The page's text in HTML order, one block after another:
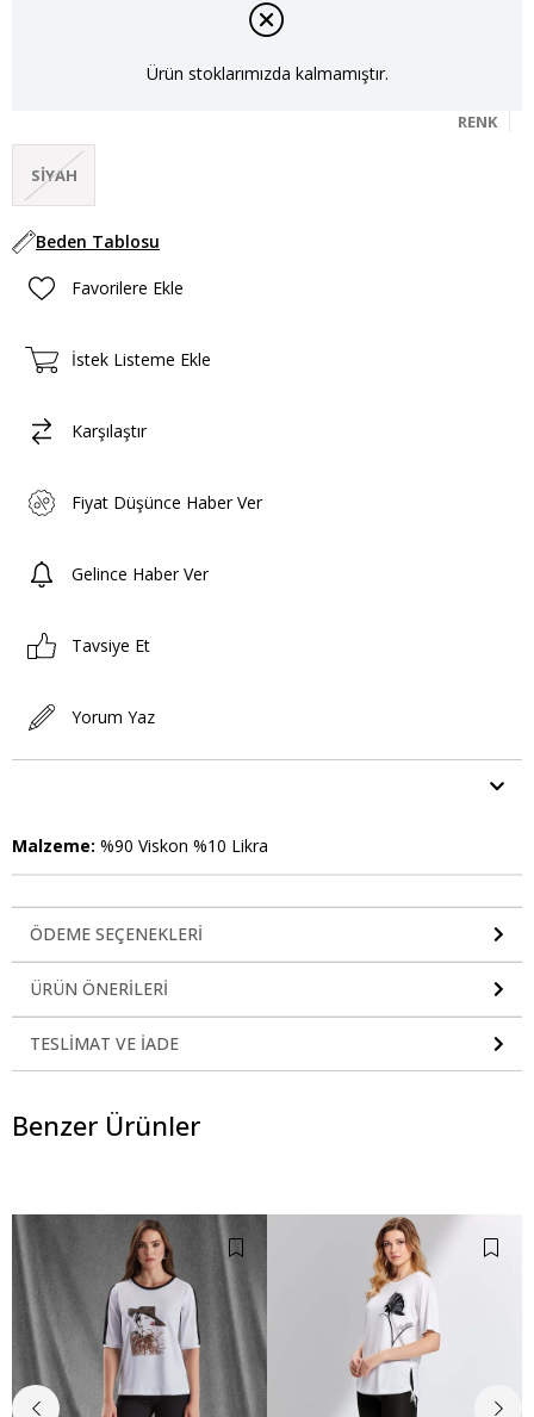
Ürün stoklarımızda kalmamıştır.
RENK
SIYAH
Beden Tablosu
Favorilere Ekle
İstek Listeme Ekle
Karşılaştır
Fiyat Düşünce Haber Ver
Gelince Haber Ver
Tavsiye Et
Yorum Yaz
Malzeme: %90 Viskon %10 Likra
ÖDEME SEÇENEKLERI
ÜRÜN ÖNERILERI
TESLIMAT VE İADE
Benzer Ürünler